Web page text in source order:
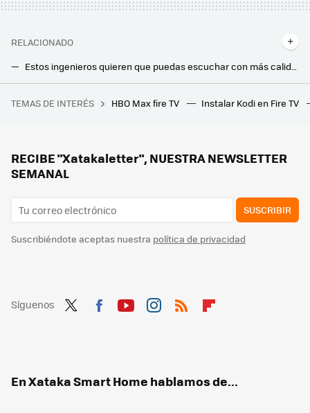
RELACIONADO
Estos ingenieros quieren que puedas escuchar con más calidad tu música digital favorita: así son MQA Qrono dsd y d2a
La nueva PS5 Pro es el último clavo en el ataúd de los Blu-Ray y DVD en casa
Bali quiso atraer a todos los nómadas digitales con medidas increíbles. Así les va tres años después
TEMAS DE INTERÉS HBO Max fire TV Instalar Kodi en Fire TV
RECIBE "Xatakaletter", NUESTRA NEWSLETTER
SEMANAL
SUSCRIBIR
Suscribiéndote aceptas nuestra política de privacidad
Síguenos
En Xataka Smart Home hablamos de...